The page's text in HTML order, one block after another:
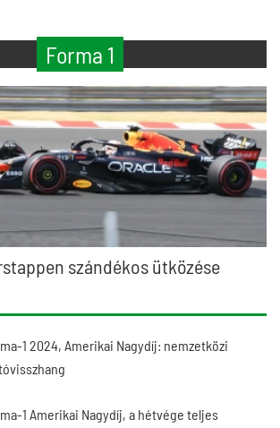
Forma 1
szándékos ütközése
1 2024, Amerikai Nagydíj: nemzetközi
1 Amerikai Nagydíj, a hétvége teljes